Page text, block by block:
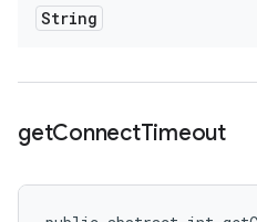
String
getConnectTimeout